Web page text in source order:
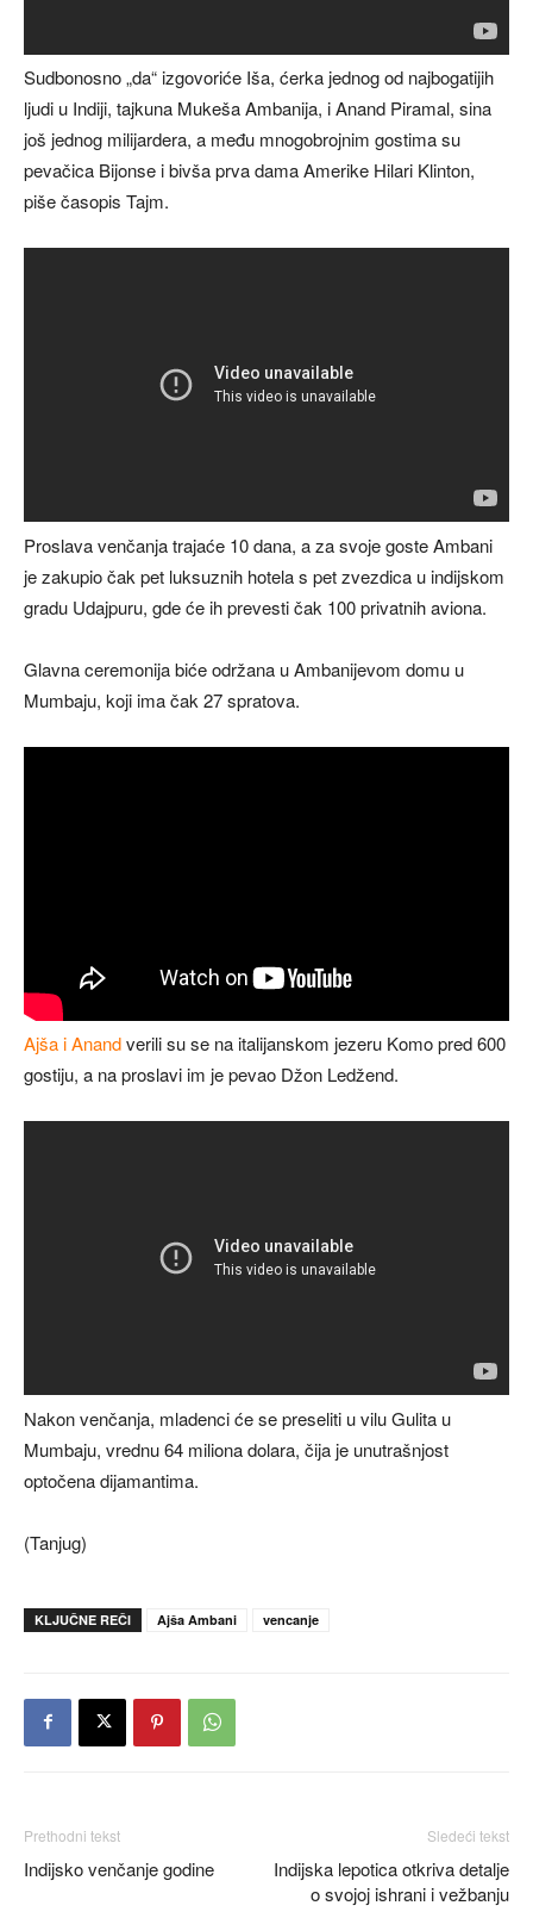
Sudbonosno „da“ izgovoriće Iša, ćerka jednog od najbogatijih
ljudi u Indiji, tajkuna Mukeša Ambanija, i Anand Piramal, sina
još jednog milijardera, a među mnogobrojnim gostima su
pevačica Bijonse i bivša prva dama Amerike Hilari Klinton,
piše časopis Tajm.
Proslava venčanja trajaće 10 dana, a za svoje goste Ambani
je zakupio čak pet luksuznih hotela s pet zvezdica u indijskom
gradu Udajpuru, gde će ih prevesti čak 100 privatnih aviona.
Glavna ceremonija biće održana u Ambanijevom domu u
Mumbaju, koji ima čak 27 spratova.
Ajša i Anandverili su se na italijanskom jezeru Komo pred 600
gostiju, a na proslavi im je pevao Džon Ledžend.
Nakon venčanja, mladenci će se preseliti u vilu Gulita u
Mumbaju, vrednu 64 miliona dolara, čija je unutrašnjost
optočena dijamantima.
(Tanjug)
KLJUČNE REČI Ajša Ambani vencanje
Prethodni tekst
Indijsko venčanje godine
Sledeći tekst
Indijska lepotica otkriva detalje
o svojoj ishrani i vežbanju